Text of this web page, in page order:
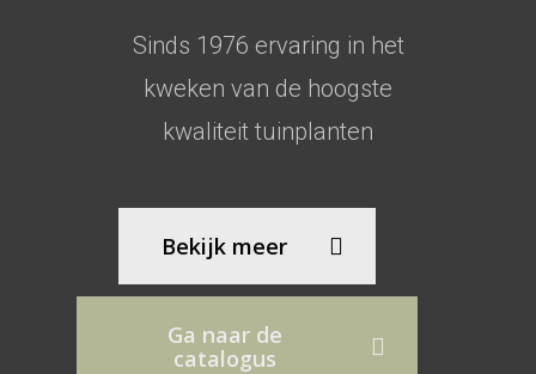
Sinds 1976 ervaring in het
kweken van de hoogste
kwaliteit tuinplanten
Bekijk meer
Ga naar de
catalogus